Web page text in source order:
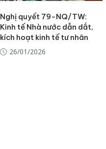
Nghị quyết 79-NQ/TW:
Kinh tế Nhà nước dẫn dắt,
kích hoạt kinh tế tư nhân
26/01/2026